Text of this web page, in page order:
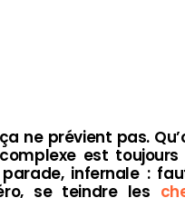
ne prévient pas.
est
infernale :
se teindre les